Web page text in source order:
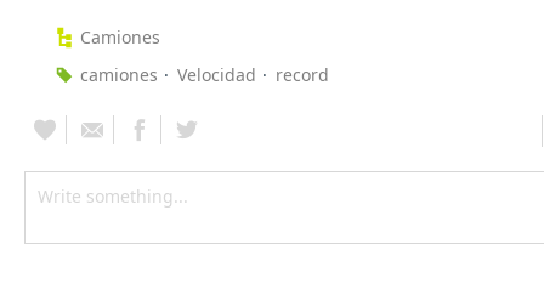
Camiones
camiones
Velocidad record